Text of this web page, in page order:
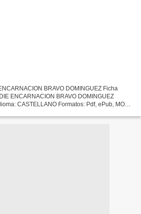
BRAVO DOMINGUEZ Ficha
ENCARNACION BRAVO DOMINGUEZ
CASTELLANO Formatos: Pdf, ePub, MOBI,